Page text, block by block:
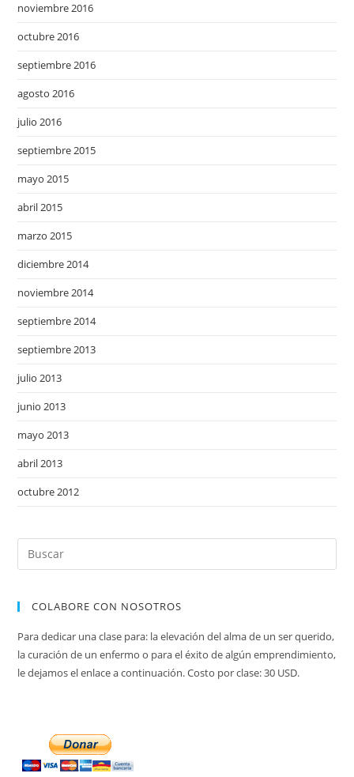
noviembre 2016
octubre 2016
septiembre 2016
agosto 2016
julio 2016
septiembre 2015
mayo 2015
abril 2015
marzo 2015
diciembre 2014
noviembre 2014
septiembre 2014
septiembre 2013
julio 2013
junio 2013
mayo 2013
abril 2013
octubre 2012
COLABORE CON NOSOTROS
Para dedicar una clase para: la elevación del alma de un ser querido,
la curación de un enfermo o para el éxito de algún emprendimiento,
le dejamos el enlace a continuación. Costo por clase: 30 USD.